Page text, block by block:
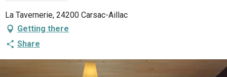
La Tavernerie, 24200 Carsac-Aillac
Getting there
Share